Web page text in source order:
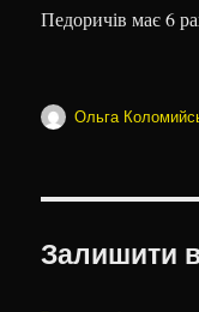
Педоричів має 6
Автор
Ольга
Залишити